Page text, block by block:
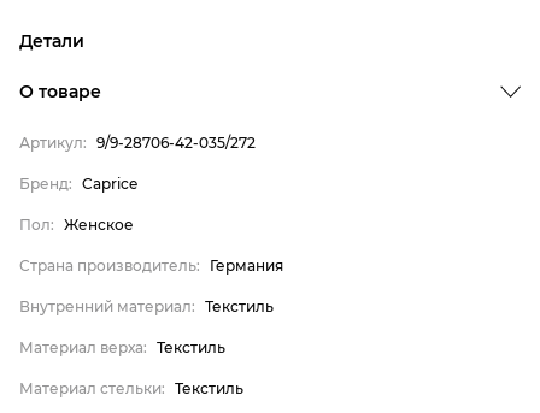
Детали
Страна производитель
Внутренний материал
Материал верха
Материал стельки
Германия
Текстиль
О товаре
Артикул: 9/9-28706-42-035/272
Бренд: Caprice
Пол: Женское
Страна производитель: Германия
Внутренний материал: Текстиль
Материал верха: Текстиль
Материал стельки: Текстиль